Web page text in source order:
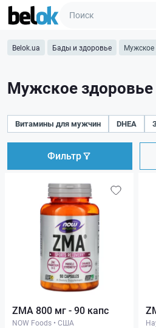
Belok.ua Бады и здоровье Мужское
Мужское здоровье
Витамины для мужчин DHEA
Фильтр
ZMA 800 мг - 90 капс
NOW Foods • США